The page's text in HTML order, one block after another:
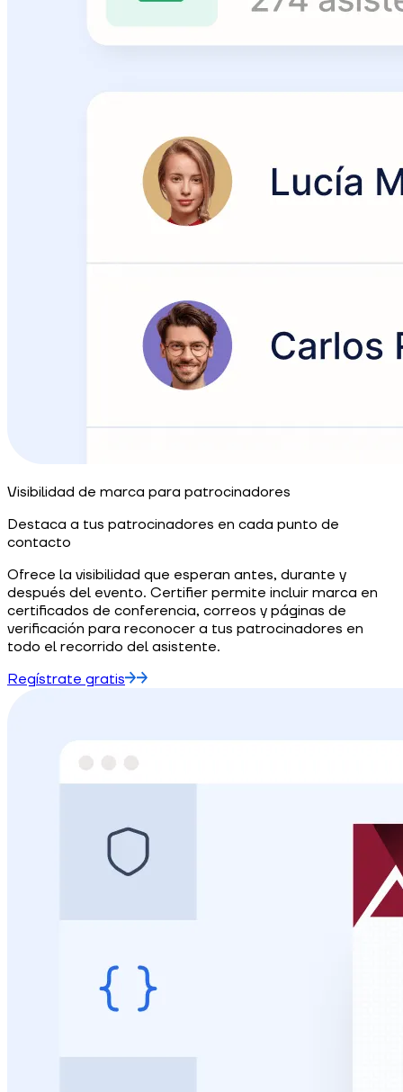
Visibilidad de marca para patrocinadores
Destaca a tus patrocinadores en cada punto de
contacto
Ofrece la visibilidad que esperan antes, durante y
después del evento. Certifier permite incluir marca en
certificados de conferencia, correos y páginas de
verificación para reconocer a tus patrocinadores en
todo el recorrido del asistente.
Regístrate gratis